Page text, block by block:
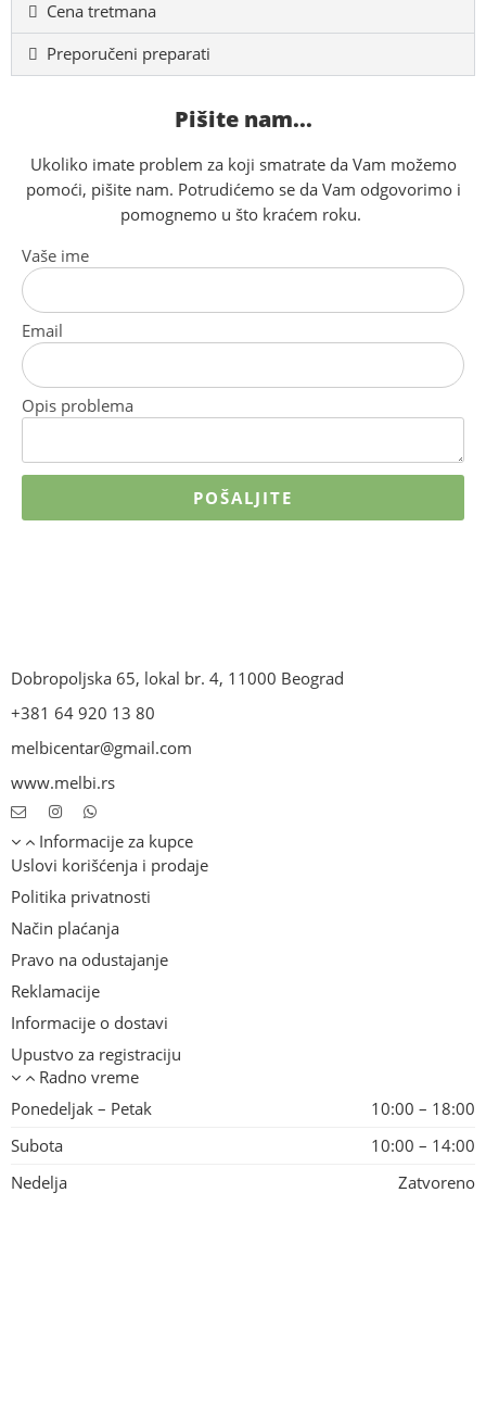
Cena tretmana
Preporučeni preparati
Pišite nam...
Ukoliko imate problem za koji smatrate da Vam možemo
pomoći, pišite nam. Potrudićemo se da Vam odgovorimo i
pomognemo u što kraćem roku.
Vaše ime
Email
Opis problema
POŠALJITE
Dobropoljska 65, lokal br. 4, 11000 Beograd
+381 64 920 13 80
melbicentar@gmail.com
www.melbi.rs
Informacije za kupce
Uslovi korišćenja i prodaje
Politika privatnosti
Način plaćanja
Pravo na odustajanje
Reklamacije
Informacije o dostavi
Upustvo za registraciju
Radno vreme
Ponedeljak – Petak
10:00 – 18:00
Subota
10:00 – 14:00
Nedelja
Zatvoreno